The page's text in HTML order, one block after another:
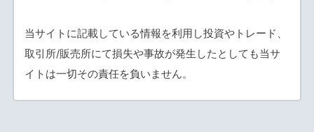
当サイトに記載している情報を利用し投資やトレード、
取引所/販売所にて損失や事故が発生したとしても当サ
イトは一切その責任を負いません。